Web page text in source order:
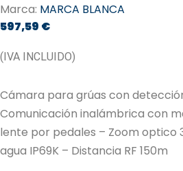
Marca: MARCA BLANCA
597,59 €
(IVA INCLUIDO)
Cámara para grúas con
Comunicación inalámbrica con
lente por pedales – Zoom optico
agua IP69K – Distancia RF 150m